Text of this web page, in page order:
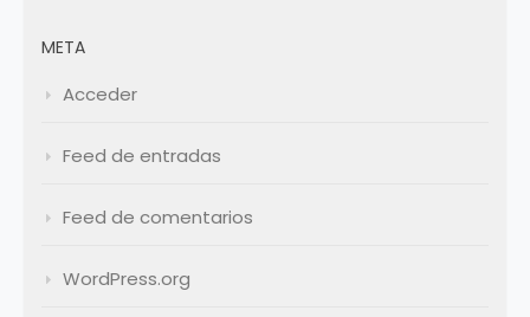
META
Acceder
Feed de entradas
Feed de comentarios
WordPress.org